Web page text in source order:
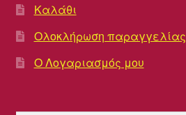
Καλάθι
Ολοκλήρωση παραγγελίας
Ο Λογαριασμός μου